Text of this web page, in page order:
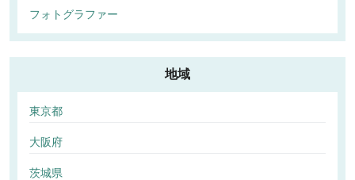
フォトグラファー
地域
東京都
大阪府
茨城県